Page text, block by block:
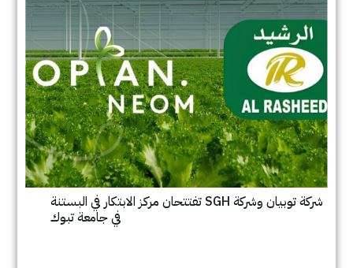
شركة توبيان وشركة SGH تفتتحان مركز الابتكار في البستنة
في جامعة تبوك